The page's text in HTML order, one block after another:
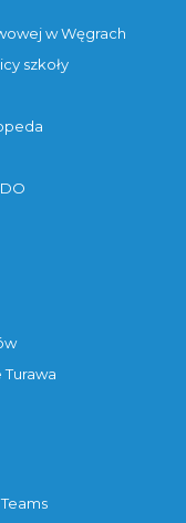
w Węgrach
szkoły